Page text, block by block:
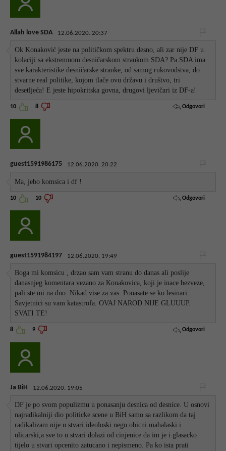
Allah love SDA 12.06.2020. 20:37
Ok Konaković jeste na političkom spektru desno, ali zar nije DF u
kolaciji sa ekstremnom desničarskom strankom SDA? Pa SDA ima
sve karakteristike desničarske stranke, od samog rukovodstva, do
stvarne real politike, kojom tlače ovu državu i društvo, tri
desetljeća! E jeste hipokritska govna, drugovi ljevičari iz DF-a!
10 8 Odgovori
guest1591986175 12.06.2020. 20:22
Ma, jebo komsica i df !
10 10 Odgovori
guest1591984197 12.06.2020. 19:49
Boga mi komsicu , drzao sam vam stranu do danas ali poslije
danasnjeg komentara vezano za Konakovica, koji je inace bezveze,
pali ste mi na dno. Nikad vise za vas. Ponasate se ko lesinari.
Savjetnici su vam katastrofa. OVAJ NAROD NIJE GLUUUP.
SVATI TE!
8 9 Odgovori
Ja BiH 12.06.2020. 19:05
DF je po svom populizmu u ponasanju desnica od desnice. U osnovi
najradikalniji dio politicke scene u BiH samo sa razlikom da taj
radikalizam nije u stvari ideoloski nego obicni mahalaski i
ulicarski,a sve to u stvari dolazi od cinjenice da im je i glasacko
tijelo u stvari opcenito zatucano i nepismeno. Pa ko ista prati